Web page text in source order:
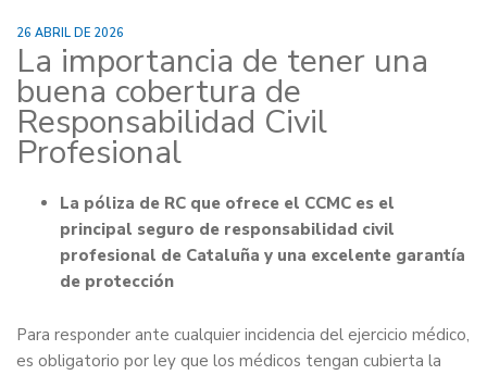
26 ABRIL DE 2026
La importancia de tener una
buena cobertura de
Responsabilidad Civil
Profesional
La póliza de RC que ofrece el CCMC es el
principal seguro de responsabilidad civil
profesional de Cataluña y una excelente garantía
de protección
Para responder ante cualquier incidencia del ejercicio médico,
es obligatorio por ley que los médicos tengan cubierta la